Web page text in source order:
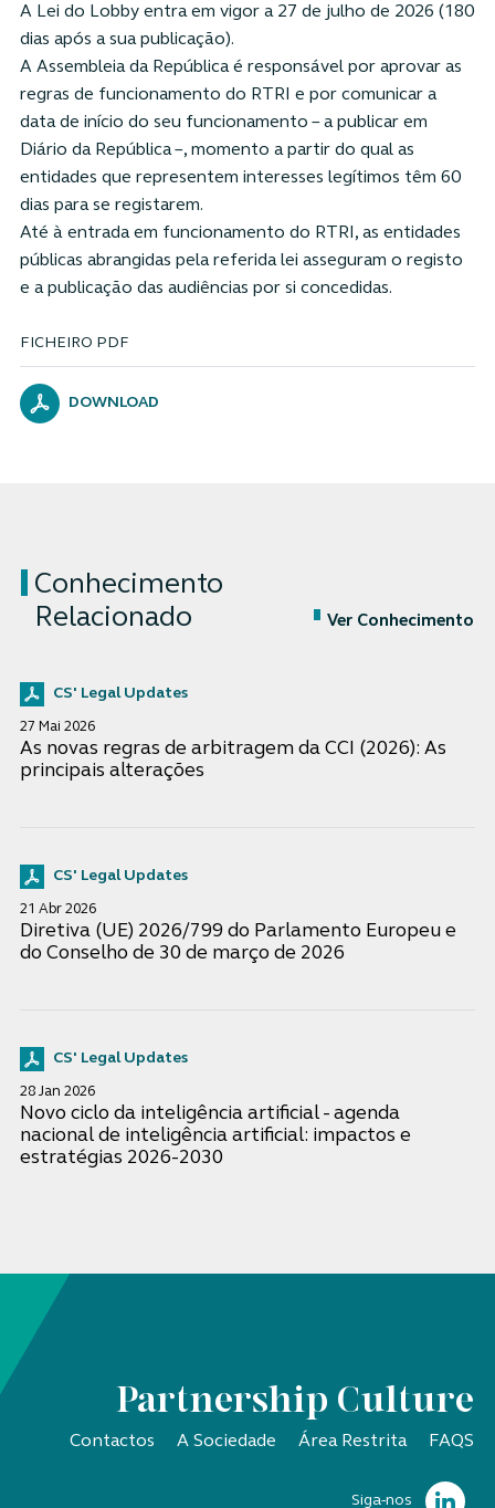
FICHEIRO PDF
DOWNLOAD
A Lei do Lobby entra em vigor a 27 de julho de 2026 (180
dias após a sua publicação).
A Assembleia da República é responsável por aprovar as
regras de funcionamento do RTRI e por comunicar a
data de início do seu funcionamento – a publicar em
Diário da República –, momento a partir do qual as
entidades que representem interesses legítimos têm 60
dias para se registarem.
Até à entrada em funcionamento do RTRI, as entidades
públicas abrangidas pela referida lei asseguram o registo
e a publicação das audiências por si concedidas.
Conhecimento
Relacionado
Ver Conhecimento
CS' Legal Updates
27 Mai 2026
As novas regras de arbitragem da CCI (2026): As
principais alterações
CS' Legal Updates
21 Abr 2026
Diretiva (UE) 2026/799 do Parlamento Europeu e
do Conselho de 30 de março de 2026
CS' Legal Updates
28 Jan 2026
Novo ciclo da inteligência artificial - agenda
nacional de inteligência artificial: impactos e
estratégias 2026-2030
Partnership Culture
Contactos A Sociedade Área Restrita FAQS
Siga-nos